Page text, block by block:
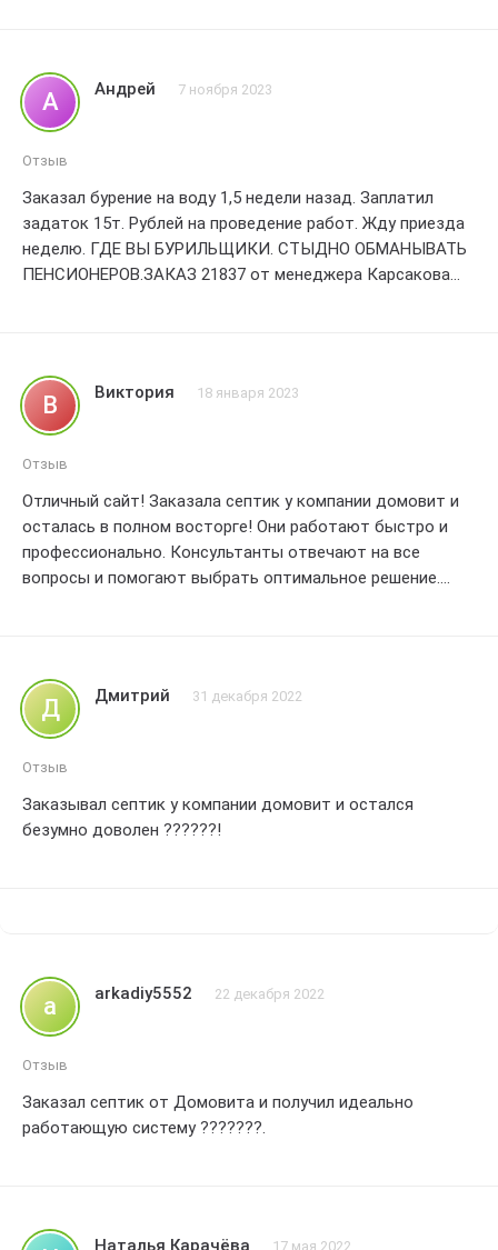
А Андрей 7 ноября 2023
Отзыв
Заказал бурение на воду 1,5 недели назад. Заплатил
задаток 15т. Рублей на проведение работ. Жду приезда
неделю. ГДЕ ВЫ БУРИЛЬЩИКИ. СТЫДНО ОБМАНЫВАТЬ
ПЕНСИОНЕРОВ.ЗАКАЗ 21837 от менеджера Карсакова
В Виктория 18 января 2023
Отзыв
Отличный сайт! Заказала септик у компании домовит и
осталась в полном восторге! Они работают быстро и
профессионально. Консультанты отвечают на все
вопросы и помогают выбрать оптимальное решение.
довольна качеством работы домовит! Большое
спасибо! Рекомендую всем! 5 звездочек!
Д Дмитрий 31 декабря 2022
Отзыв
Заказывал септик у компании домовит и остался
безумно доволен ??????!
a arkadiy5552 22 декабря 2022
Отзыв
Заказал септик от Домовита и получил идеально
работающую систему ???????.
Наталья Карачёва 17 мая 2022